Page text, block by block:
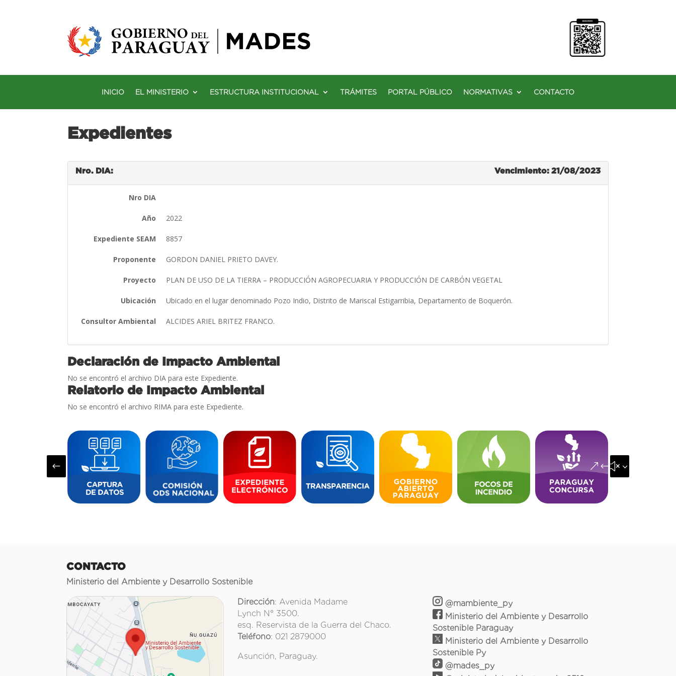
INICIO EL MINISTERIO ESTRUCTURA INSTITUCIONAL TRÁMITES PORTAL PÚBLICO NORMATIVAS CONTACTO
Expedientes
Nro. DIA: Vencimiento: 21/08/2023
Nro DIA
Año 2022
Expediente SEAM 8857
Proponente GORDON DANIEL PRIETO DAVEY.
Proyecto PLAN DE USO DE LA TIERRA – PRODUCCIÓN AGROPECUARIA Y PRODUCCIÓN DE CARBÓN VEGETAL
Ubicación Ubicado en el lugar denominado Pozo Indio, Distrito de Mariscal Estigarribia, Departamento de Boquerón.
Consultor Ambiental ALCIDES ARIEL BRITEZ FRANCO.
Declaración de Impacto Ambiental
No se encontró el archivo DIA para este Expediente.
Relatorio de Impacto Ambiental
No se encontró el archivo RIMA para este Expediente.
# &#x35;
CONTACTO
Ministerio del Ambiente y Desarrollo Sostenible
Dirección: Avenida Madame
Lynch N° 3500.
esq. Reservista de la Guerra del Chaco.
Teléfono: 021 2879000
Asunción, Paraguay.
@mambiente_py
Ministerio del Ambiente y Desarrollo
Sostenible Paraguay
Ministerio del Ambiente y Desarrollo
Sostenible Py
@mades_py